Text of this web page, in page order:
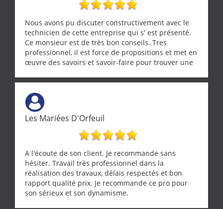
Nous avons pu discuter constructivement avec le
technicien de cette entreprise qui s' est présenté.
Ce monsieur est de très bon conseils. Tres
professionnel, il est force de propositions et met en
œuvre des savoirs et savoir-faire pour trouver une
demande de l écoute et de la considération, ce qui
ne se trouve que chez les pationnés de leur métier.
Merci a ce monsieur pour sa disponibilité
Les Mariées D'Orfeuil
A l'écoute de son client. Je recommande sans
hésiter. Travail très professionnel dans la
réalisation des travaux, délais respectés et bon
rapport qualité prix. Je recommande ce pro pour
son sérieux et son dynamisme.